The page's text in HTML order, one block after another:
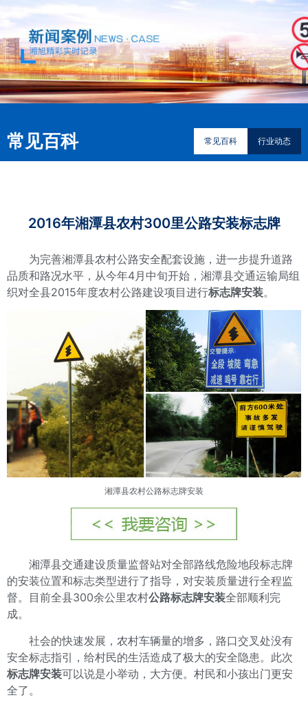
常见百科 常见百科 行业动态
2016年湘潭县农村300里公路安装标志牌
为完善湘潭县农村公路安全配套设施，进一步提升道路
品质和路况水平，从今年4月中旬开始，湘潭县交通运输局组
织对全县2015年度农村公路建设项目进行标志牌安装。
湘潭县农村公路标志牌安装
湘潭县交通建设质量监督站对全部路线危险地段标志牌
的安装位置和标志类型进行了指导，对安装质量进行全程监
督。目前全县300余公里农村公路标志牌安装全部顺利完
成。
社会的快速发展，农村车辆量的增多，路口交叉处没有
安全标志指引，给村民的生活造成了极大的安全隐患。此次
标志牌安装可以说是小举动，大方便。村民和小孩出门更安
全了。